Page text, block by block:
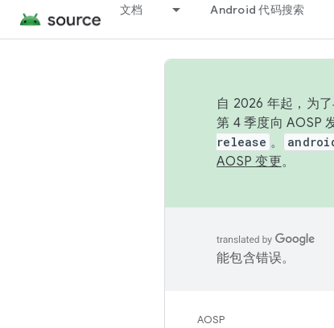
文档 Android 代码搜索
自 2026 年起，为
第 4 季度向 AOSP
release 。
AOSP 变更。
能包含错误。
AOSP